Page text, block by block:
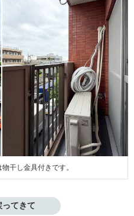
干し金具付きです。
てきて